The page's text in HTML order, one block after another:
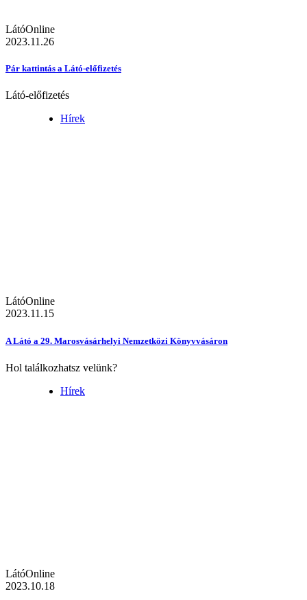
LátóOnline
2023.11.26
Pár kattintás a Látó-előfizetés
Látó-előfizetés
Hírek
LátóOnline
2023.11.15
A Látó a 29. Marosvásárhelyi Nemzetközi Könyvvásáron
Hol találkozhatsz velünk?
Hírek
LátóOnline
2023.10.18